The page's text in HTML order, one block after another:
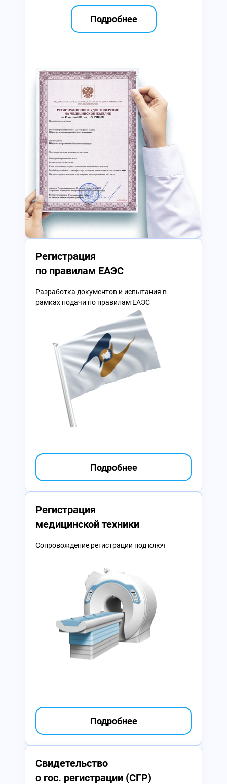
Подробнее
Регистрация
по правилам ЕАЭС
Разработка документов и испытания в
рамках подачи по правилам ЕАЭС
Подробнее
Регистрация
медицинской техники
Сопровождение регистрации под ключ
Подробнее
Свидетельство
о гос. регистрации (СГР)